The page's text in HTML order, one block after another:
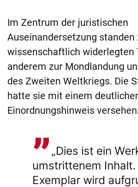
Im Zentrum der juristischen
Auseinandersetzung
wissenschaftlich widerlegten
anderem zur Mondlandung
des Zweiten Weltkriegs. Die
hatte sie mit einem
Einordnungshinweis
„Dies ist ein
umstrittenem Inhalt.
Exemplar wird